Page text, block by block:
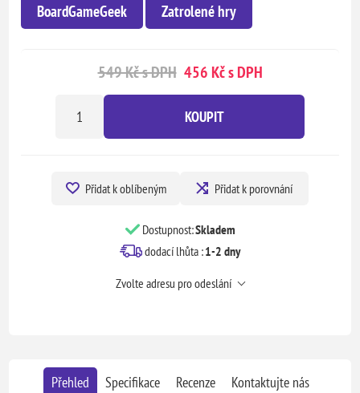
BoardGameGeek Zatrolené hry
549 Kč s DPH 456 Kč s DPH
KOUPIT
Přidat k oblíbeným Přidat k porovnání
Dostupnost:Skladem
dodací lhůta :1-2 dny
Zvolte adresu pro odeslání
Přehled Specifikace Recenze Kontaktujte nás